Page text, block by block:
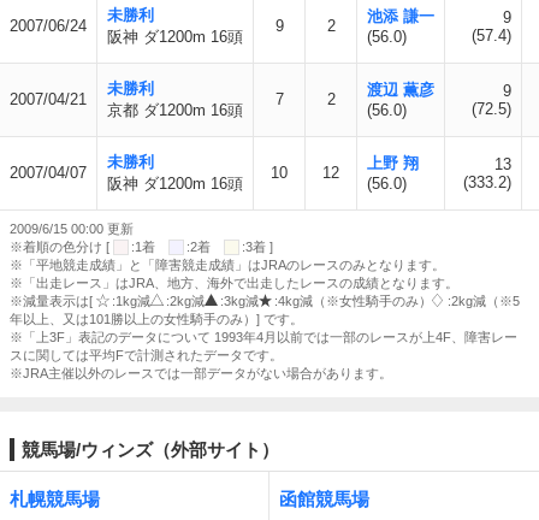
2007/06/24
未勝利
阪神 ダ1200m 16頭
9 2
池添 謙一
(56.0)
9
(57.4)
2007/04/21
未勝利
京都 ダ1200m 16頭
7 2
渡辺 薫彦
(56.0)
9
(72.5)
2007/04/07
未勝利
阪神 ダ1200m 16頭
10 12
上野 翔
(56.0)
13
(333.2)
2009/6/15 00:00 更新
※着順の色分け [
:1着 :2着
:3着 ]
※「平地競走成績」と「障害競走成績」はJRAのレースのみとなります。
※「出走レース」はJRA、地方、海外で出走したレースの成績となります。
※減量表示は[
:1kg減 :2kg減 :3kg減 :4kg減（※女性騎手のみ）
:2kg減（※5
年以上、又は101勝以上の女性騎手のみ）] です。
※「上3F」表記のデータについて 1993年4月以前では一部のレースが上4F、障害レー
スに関しては平均Fで計測されたデータです。
※JRA主催以外のレースでは一部データがない場合があります。
競馬場/ウィンズ（外部サイト）
札幌競馬場 函館競馬場